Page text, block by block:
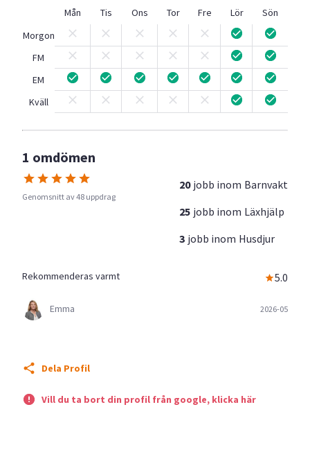
Mån
Tis Ons Tor Fre Lör
Sön
Morgon
FM
EM
Kväll
1 omdömen
Genomsnitt av 48 uppdrag
20 jobb inom Barnvakt
25 jobb inom Läxhjälp
3 jobb inom Husdjur
Rekommenderas varmt 5.0
Emma 2026-05
Dela Profil
Vill du ta bort din profil från google, klicka här